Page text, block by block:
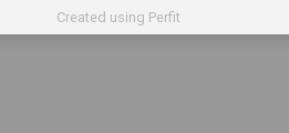
Created using Perfit